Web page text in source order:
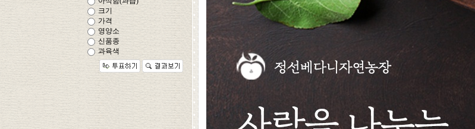
크기
가격
영양소
신품종
과육색